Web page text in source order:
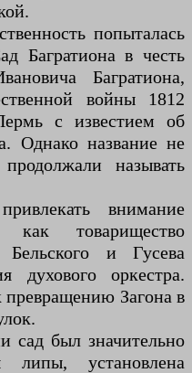
попыталась
Багратиона в честь
Багратиона,
войны 1812
с известием об
Однако название не
называть
внимание
товарищество
Бельского и Гусева
духового оркестра.
Загона в
сад был значительно
липы, установлена